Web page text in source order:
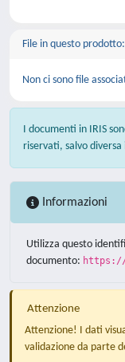
File in questo prodotto:
Non ci sono file
I documenti in IRIS
riservati, salvo diversa
Informazioni
Utilizza questo
documento: https://
Attenzione
Attenzione! I dati
validazione da parte